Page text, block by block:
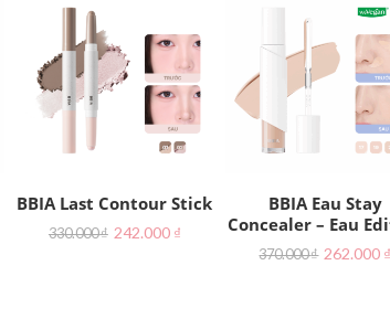
BBIA Last Contour Stick
330.000₫ 242.000 ₫
BBIA Eau Stay
Concealer – Eau
370.000₫ 262.000 ₫